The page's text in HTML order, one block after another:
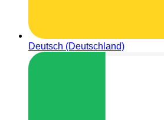
Deutsch (Deutschland)